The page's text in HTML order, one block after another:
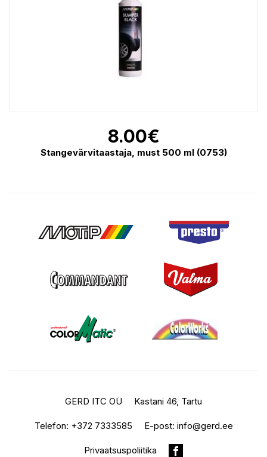
8.00€
Stangevärvitaastaja, must 500 ml (0753)
GERD ITC OÜ Kastani 46, Tartu
Telefon: +372 7333585 E-post: info@gerd.ee
Privaatsuspoliitika